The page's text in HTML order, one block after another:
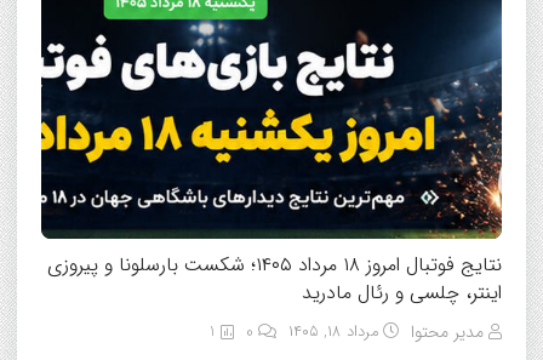
نتایج فوتبال امروز ۱۸ مرداد ۱۴۰۵؛ شکست بارسلونا و پیروزی
اینتر، چلسی و رئال مادرید
مدیر محتوا مرداد ۱۸, ۱۴۰۵ 1